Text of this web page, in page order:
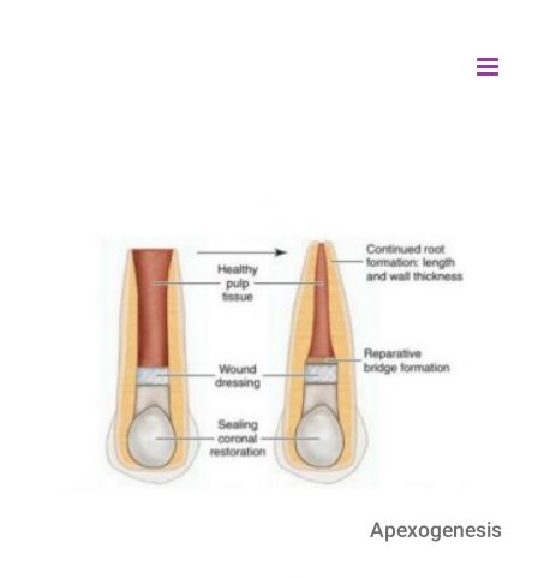
Apexogenesis